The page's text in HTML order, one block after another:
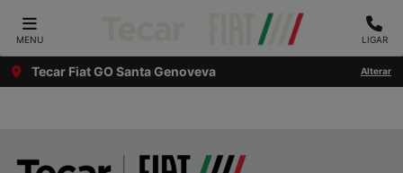
MENU LIGAR
Tecar Fiat GO Santa Genoveva Alterar